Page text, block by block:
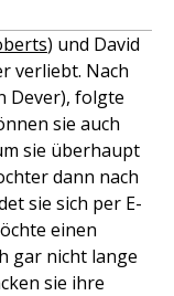
) und David
verliebt. Nach
Dever), folgte
sie auch
sie überhaupt
dann nach
sie sich per E-
einen
gar nicht lange
sie ihre